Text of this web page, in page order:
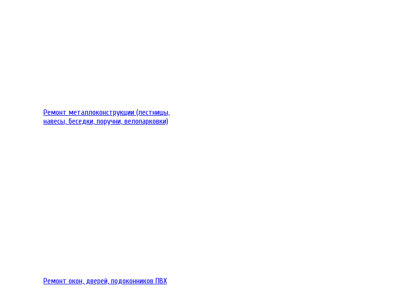
Ремонт металлоконструкции (лестницы,
навесы, беседки, поручни, велопарковки)
Ремонт окон, дверей, подоконников ПВХ